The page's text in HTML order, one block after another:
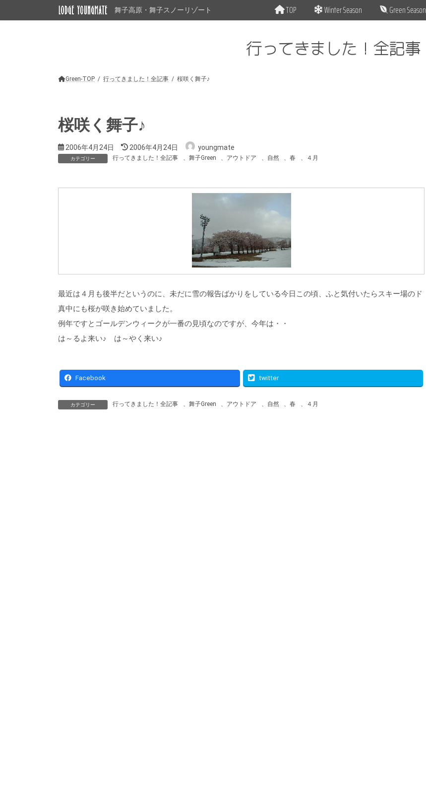
テ
ゲ
舞子高原・舞子スノーリゾート TOP Winter Season Green Season
行ってきました！全記事
Green-TOP 行ってきました！全記事 桜咲く舞子♪
桜咲く舞子♪
2006年4月24日
最
終
更
時
2006年4月24日 youngmate
カテゴリー 行ってきました！全記事 舞子Green アウトドア 自然 、春 ４月
最近は４月も後半だというのに、未だに雪の報告ばかりをしている今日この頃、ふと気付いたらスキー場のド
真中にも桜が咲き始めていました。
例年ですとゴールデンウィークが一番の見頃なのですが、今年は・・
は～るよ来い♪ は～やく来い♪
Facebook twitter
カテゴリー 行ってきました！全記事 、 舞子Green 、 アウトドア 、 自然 、春 、 ４月